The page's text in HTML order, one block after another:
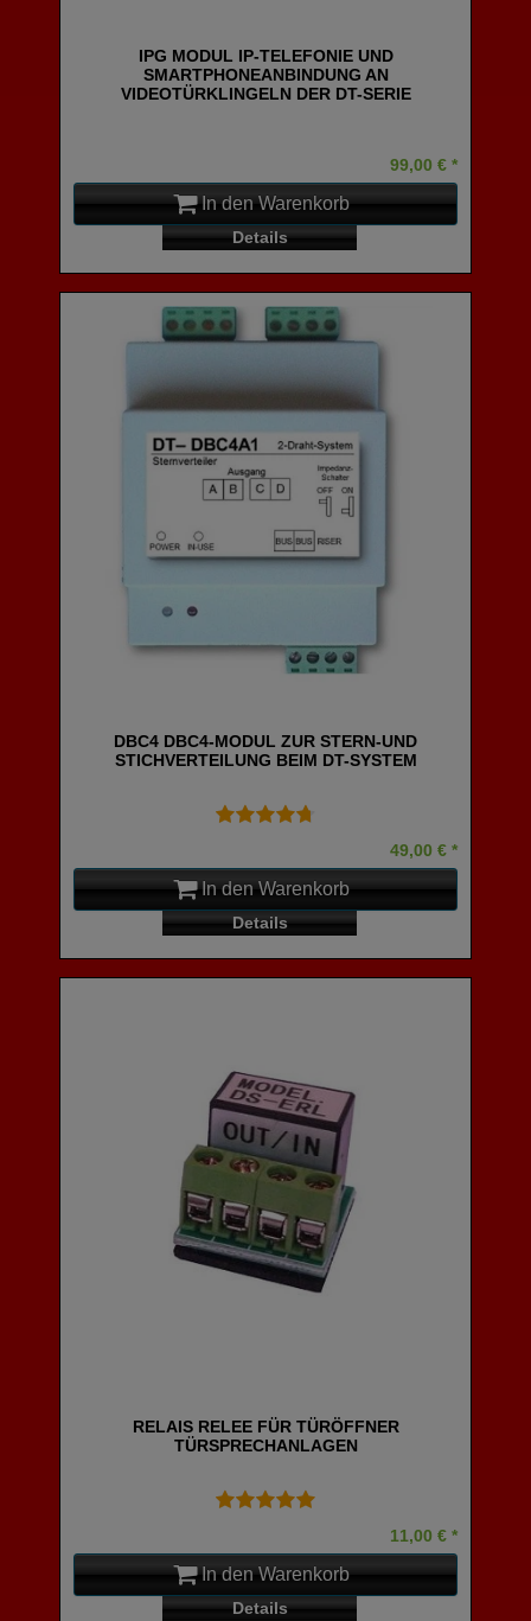
IPG MODUL IP-TELEFONIE UND
SMARTPHONEANBINDUNG AN
VIDEOTÜRKLINGELN DER DT-SERIE
99,00 € *
In den Warenkorb
Details
DBC4 DBC4-MODUL ZUR STERN-UND
STICHVERTEILUNG BEIM DT-SYSTEM
49,00 € *
In den Warenkorb
Details
RELAIS RELEE FÜR TÜRÖFFNER
TÜRSPRECHANLAGEN
11,00 € *
In den Warenkorb
Details